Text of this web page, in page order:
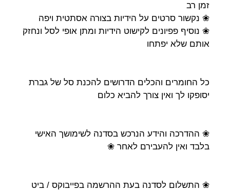
זמן רב
❀ נקשור סרטים על הידיות בצורה אסתטית ויפה
❀ נוסיף פפיונים לקישוט הידיות ומתן אופי לסל ונחזק
אותם שלא יפתחו
כל החומרים והכלים הדרושים להכנת סל של גברת
יסופקו לך ואין צורך להביא כלום
❀ ההדרכה והידע הנרכש בסדנה לשימושך האישי
בלבד ואין להעבירם לאחר ❀
❀ התשלום לסדנה בעת ההרשמה בפייבוקס / ביט